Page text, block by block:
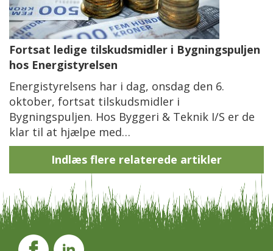
Fortsat ledige tilskudsmidler i Bygningspuljen
hos Energistyrelsen
Energistyrelsens har i dag, onsdag den 6.
oktober, fortsat tilskudsmidler i
Bygningspuljen. Hos Byggeri & Teknik I/S er de
klar til at hjælpe med…
Indlæs flere relaterede artikler